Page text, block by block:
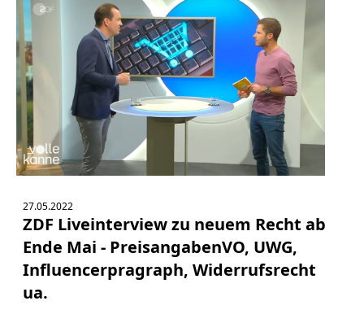
27.05.2022
ZDF Liveinterview zu neuem Recht ab
Ende Mai - PreisangabenVO, UWG,
Influencerpragraph, Widerrufsrecht
ua.